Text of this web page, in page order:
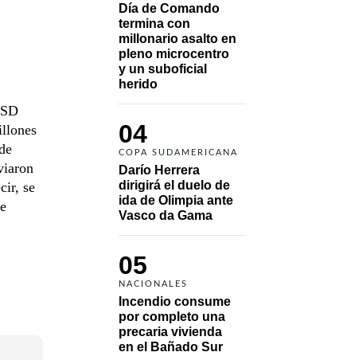
Día de Comando
termina con
millonario asalto en
pleno microcentro
y un suboficial
herido
04
COPA SUDAMERICANA
Darío Herrera
dirigirá el duelo de
ida de Olimpia ante
Vasco da Gama
05
NACIONALES
Incendio consume
por completo una
precaria vivienda
en el Bañado Sur
se